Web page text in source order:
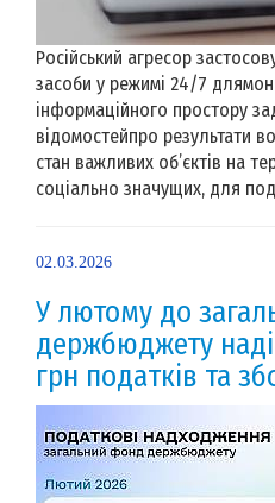
Російський агресор
засоби у режимі 24/7
інформаційного простору
відомостейпро результати
стан важливих об’єктів на
соціально значущих, для
02.03.2026
У лютому до
держбюджету
грн податків та